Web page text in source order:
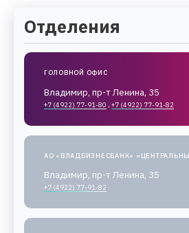
Отделения
ГОЛОВНОЙ ОФИС
Владимир, пр-т Ленина, 35
+7 (4922) 77-91-80 , +7 (4922) 77-91-82
АО «ВЛАДБИЗНЕСБАНК»
Владимир, пр-т Ленина, 35
+7 (4922) 77-91-82